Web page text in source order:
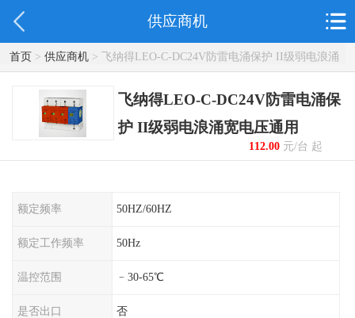
供应商机
首页> 供应商机> 飞纳得LEO-C-DC24V防雷电涌保护 II级弱电浪涌
宽电压通用
飞纳得LEO-C-DC24V防雷电涌保
护 II级弱电浪涌宽电压通用
112.00元/台 起
额定频率 50HZ/60HZ
额定工作频率 50Hz
温控范围 ﹣30-65℃
是否出口 否